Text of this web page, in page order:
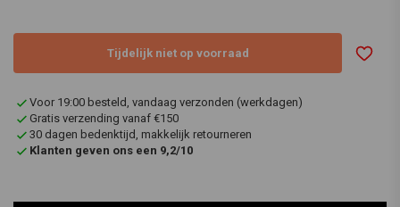
Tijdelijk niet op voorraad
Voor 19:00 besteld, vandaag verzonden (werkdagen)
Gratis verzending vanaf €150
30 dagen bedenktijd, makkelijk retourneren
Klanten geven ons een 9,2/10